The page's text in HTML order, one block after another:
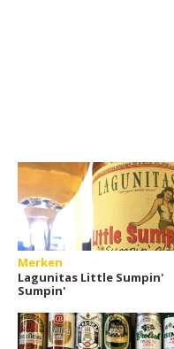
Merken
Lagunitas Little Sumpin'
Sumpin'